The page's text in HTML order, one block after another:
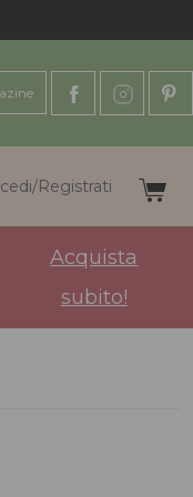
Registrati
Acquista
subito!